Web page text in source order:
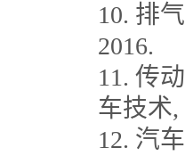
10. 排
2016.
11. 传
车技术,
12. 汽